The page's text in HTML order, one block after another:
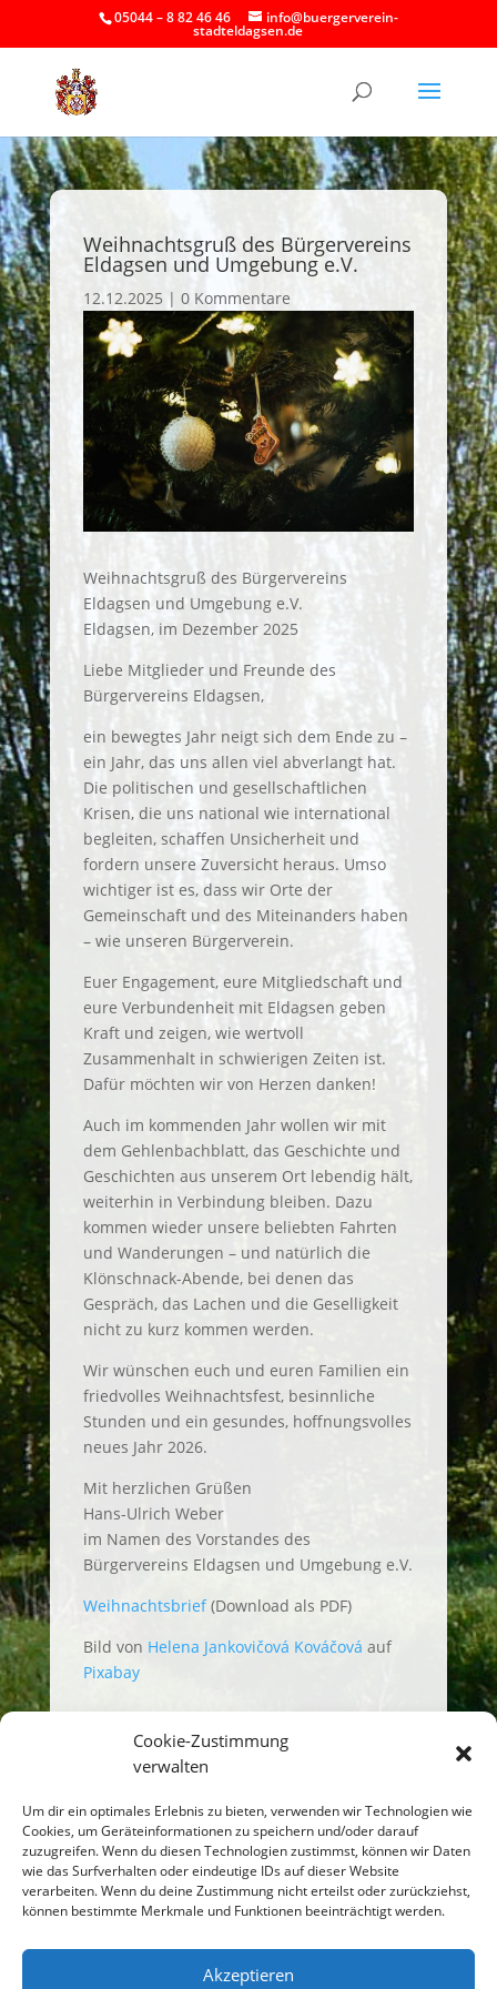
Cookie-Zustimmung
verwalten
Um dir ein optimales Erlebnis zu bieten, verwenden wir Technologien wie
Cookies, um Geräteinformationen zu speichern und/oder darauf
zuzugreifen. Wenn du diesen Technologien zustimmst, können wir Daten
wie das Surfverhalten oder eindeutige IDs auf dieser Website
verarbeiten. Wenn du deine Zustimmung nicht erteilst oder zurückziehst,
können bestimmte Merkmale und Funktionen beeinträchtigt werden.
Akzeptieren
05044 – 8 82 46 46 info@buergerverein-
stadteldagsen.de
Weihnachtsgruß des Bürgervereins
Eldagsen und Umgebung e.V.
12.12.2025 | 0 Kommentare
Weihnachtsgruß des Bürgervereins
Eldagsen und Umgebung e.V.
Eldagsen, im Dezember 2025
Liebe Mitglieder und Freunde des
Bürgervereins Eldagsen,
ein bewegtes Jahr neigt sich dem Ende zu –
ein Jahr, das uns allen viel abverlangt hat.
Die politischen und gesellschaftlichen
Krisen, die uns national wie international
begleiten, schaffen Unsicherheit und
fordern unsere Zuversicht heraus. Umso
wichtiger ist es, dass wir Orte der
Gemeinschaft und des Miteinanders haben
– wie unseren Bürgerverein.
Euer Engagement, eure Mitgliedschaft und
eure Verbundenheit mit Eldagsen geben
Kraft und zeigen, wie wertvoll
Zusammenhalt in schwierigen Zeiten ist.
Dafür möchten wir von Herzen danken!
Auch im kommenden Jahr wollen wir mit
dem Gehlenbachblatt, das Geschichte und
Geschichten aus unserem Ort lebendig hält,
weiterhin in Verbindung bleiben. Dazu
kommen wieder unsere beliebten Fahrten
und Wanderungen – und natürlich die
Klönschnack-Abende, bei denen das
Gespräch, das Lachen und die Geselligkeit
nicht zu kurz kommen werden.
Wir wünschen euch und euren Familien ein
friedvolles Weihnachtsfest, besinnliche
Stunden und ein gesundes, hoffnungsvolles
neues Jahr 2026.
Mit herzlichen Grüßen
Hans-Ulrich Weber
im Namen des Vorstandes des
Bürgervereins Eldagsen und Umgebung e.V.
Weihnachtsbrief(Download als PDF)
Bild von Helena Jankovičová Kováčová auf
Pixabay
Einen Kommentar
abschicken
Du musstangemeldetsein, um einen
Kommentar abzugeben.